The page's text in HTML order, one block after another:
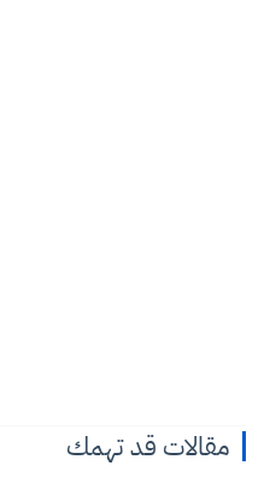
مقالات قد تهمك